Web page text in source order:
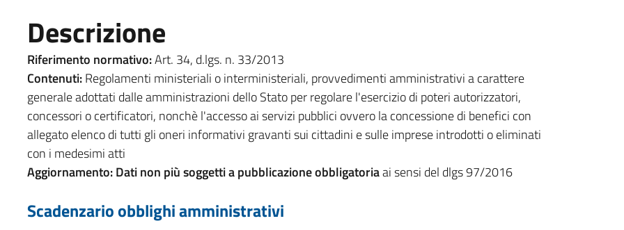
Descrizione
Riferimento normativo:Art. 34, d.lgs. n. 33/2013
Contenuti:Regolamenti ministeriali o interministeriali, provvedimenti amministrativi a carattere
generale adottati dalle amministrazioni dello Stato per regolare l'esercizio di poteri autorizzatori,
concessori o certificatori, nonchè l'accesso ai servizi pubblici ovvero la concessione di benefici con
allegato elenco di tutti gli oneri informativi gravanti sui cittadini e sulle imprese introdotti o eliminati
con i medesimi atti
Aggiornamento: Dati non più soggetti a pubblicazione obbligatoriaai sensi del dlgs 97/2016
Scadenzario obblighi amministrativi